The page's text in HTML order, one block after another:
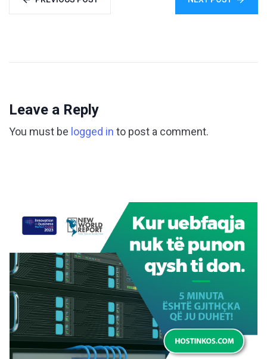
Leave a Reply
You must be logged in to post a comment.